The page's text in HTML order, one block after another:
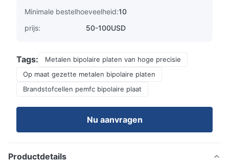
Minimale bestelhoeveelheid:10
prijs:
50-100USD
Tags:
Metalen bipolaire platen van hoge precisie
Op maat gezette metalen bipolaire platen
Brandstofcellen pemfc bipolaire plaat
Nu aanvragen
Productdetails